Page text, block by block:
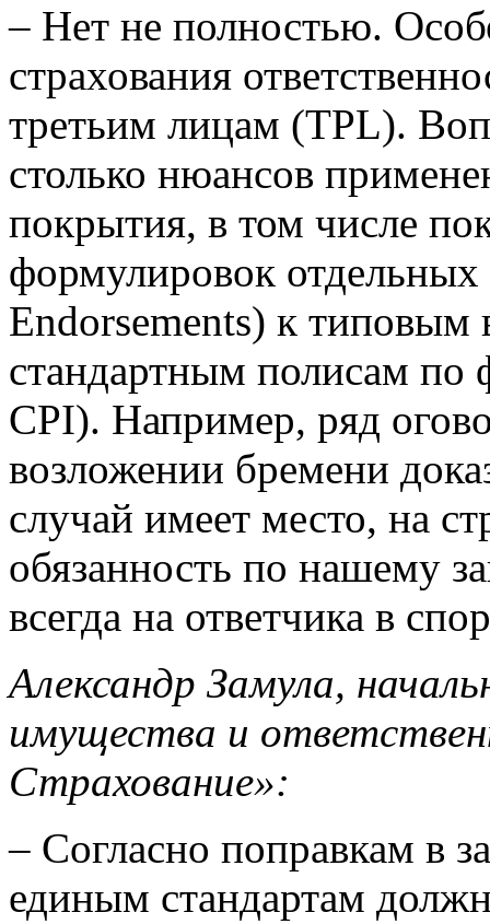
– Нет не полностью.
страхования
третьим лицам (TPL).
столько нюансов
покрытия, в том числе
формулировок отдельных
Endorsements) к типовым
стандартным полисам
CPI). Например, ряд
возложении бремени
случай имеет место, на
обязанность по нашему
всегда на ответчика в
Александр Замула,
имущества и
Страхование»:
– Согласно поправкам в
единым стандартам